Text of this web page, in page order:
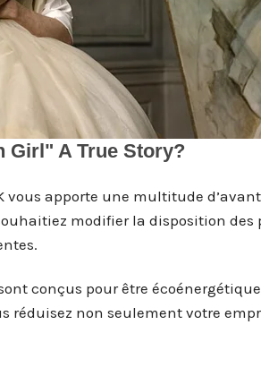
vous apporte une multitude
modifier la disposition
conçus pour être
réduisez non seulement votre